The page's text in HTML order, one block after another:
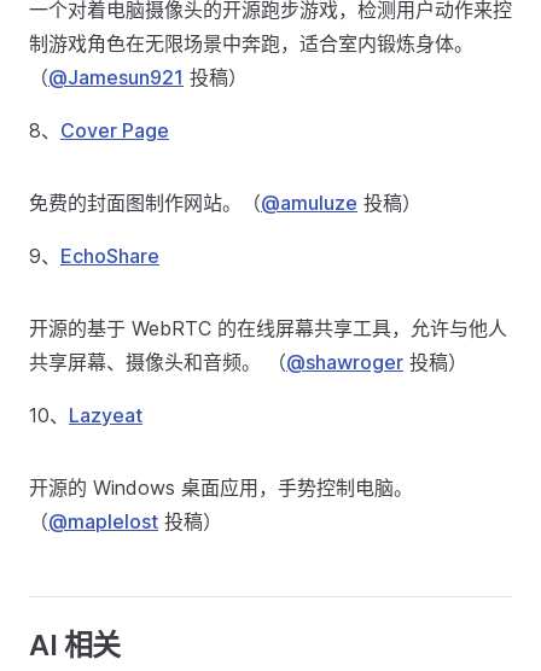
一个对着电脑摄像头的开源跑步游戏，检测用户动作来控
制游戏角色在无限场景中奔跑，适合室内锻炼身体。
（@Jamesun921 投稿）
8、 Cover Page
免费的封面图制作网站。（@amuluze 投稿）
9、 EchoShare
开源的基于 WebRTC 的在线屏幕共享工具，允许与他人
共享屏幕、摄像头和音频。 （@shawroger 投稿）
10、 Lazyeat
开源的 Windows 桌面应用，手势控制电脑。
（@maplelost 投稿）
AI 相关